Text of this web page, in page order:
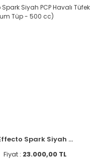
Spark Siyah ...
Fiyat : 23.000,00 TL